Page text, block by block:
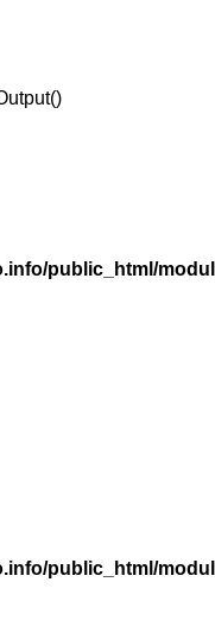
public_html/
public_html/